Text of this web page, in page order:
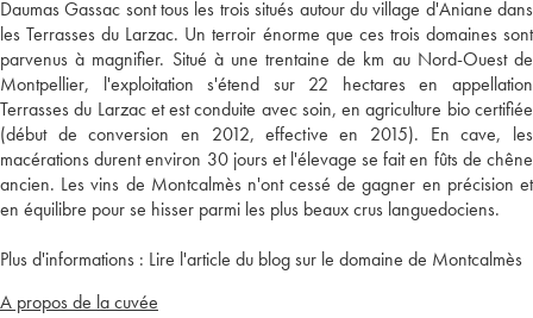
Daumas Gassac sont tous les trois situés autour du village d'Aniane dans
les Terrasses du Larzac. Un terroir énorme que ces trois domaines sont
parvenus à magnifier. Situé à une trentaine de km au Nord-Ouest de
Montpellier, l'exploitation s'étend sur 22 hectares en appellation
Terrasses du Larzac et est conduite avec soin, en agriculture bio certifiée
(début de conversion en 2012, effective en 2015). En cave, les
macérations durent environ 30 jours et l'élevage se fait en fûts de chêne
ancien. Les vins de Montcalmès n'ont cessé de gagner en précision et
en équilibre pour se hisser parmi les plus beaux crus languedociens.
Plus d'informations : Lire l'article du blog sur le domaine de Montcalmès
A propos de la cuvée